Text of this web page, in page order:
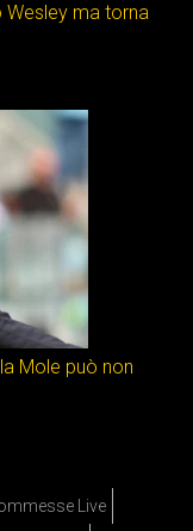
Wesley ma torna
Mole può non
Live